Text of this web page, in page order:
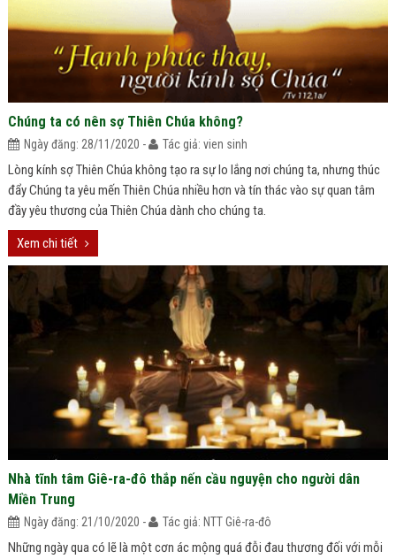
Chúng ta có nên sợ Thiên Chúa không?
Ngày đăng: 28/11/2020 - Tác giả: vien sinh
Lòng kính sợ Thiên Chúa không tạo ra sự lo lắng nơi chúng ta, nhưng thúc
đẩy Chúng ta yêu mến Thiên Chúa nhiều hơn và tín thác vào sự quan tâm
đầy yêu thương của Thiên Chúa dành cho chúng ta.
Xem chi tiết
Nhà tĩnh tâm Giê-ra-đô thắp nến cầu nguyện cho người dân
Miền Trung
Ngày đăng: 21/10/2020 - Tác giả: NTT Giê-ra-đô
Những ngày qua có lẽ là một cơn ác mộng quá đỗi đau thương đối với mỗi